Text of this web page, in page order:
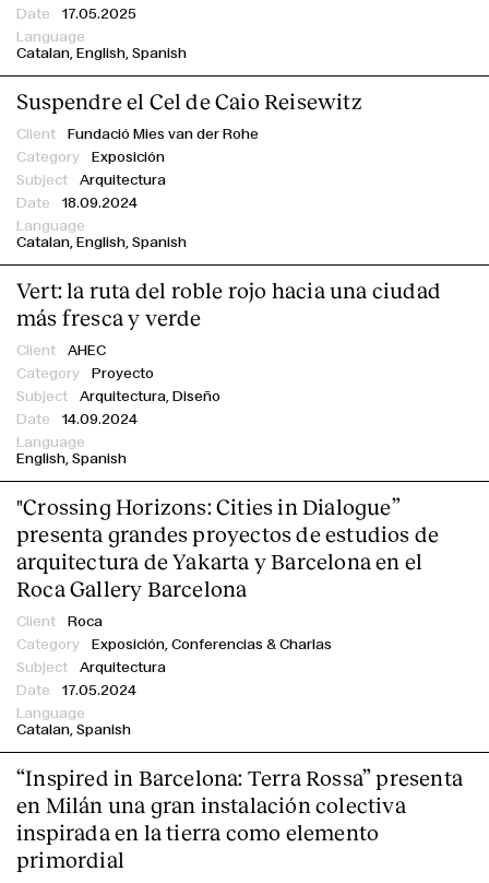
Fecha
17.05.2025
Catalan English Spanish
Suspendre el Cel de Caio Reisewitz
Fundació Mies van der Rohe
Exposición
Arquitectura
18.09.2024
Catalan English Spanish
Vert: la ruta del roble rojo hacia una ciudad
más fresca y verde
AHEC
Proyecto
Arquitectura, Diseño
14.09.2024
English Spanish
"Crossing Horizons: Cities in Dialogue”
presenta grandes proyectos de estudios de
arquitectura de Yakarta y Barcelona en el
Roca Gallery Barcelona
Roca
Exposición, Conferencias & Charlas
Arquitectura
17.05.2024
Catalan Spanish
“Inspired in Barcelona: Terra Rossa” presenta
en Milán una gran instalación colectiva
inspirada en la tierra como elemento
primordial